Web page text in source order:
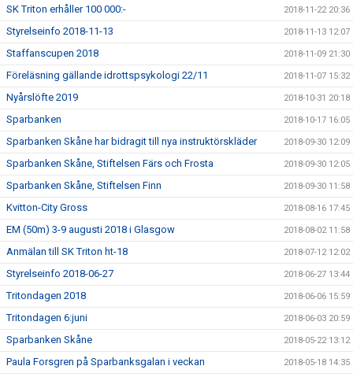
SK Triton erhåller 100 000:- 2018-11-22 20:36
Styrelseinfo 2018-11-13 2018-11-13 12:07
Staffanscupen 2018 2018-11-09 21:30
Föreläsning gällande idrottspsykologi 22/11 2018-11-07 15:32
Nyårslöfte 2019 2018-10-31 20:18
Sparbanken 2018-10-17 16:05
Sparbanken Skåne har bidragit till nya instruktörskläder 2018-09-30 12:09
Sparbanken Skåne, Stiftelsen Färs och Frosta 2018-09-30 12:05
Sparbanken Skåne, Stiftelsen Finn 2018-09-30 11:58
Kvitton-City Gross 2018-08-16 17:45
EM (50m) 3-9 augusti 2018 i Glasgow 2018-08-02 11:58
Anmälan till SK Triton ht-18 2018-07-12 12:02
Styrelseinfo 2018-06-27 2018-06-27 13:44
Tritondagen 2018 2018-06-06 15:59
Tritondagen 6:juni 2018-06-03 20:59
Sparbanken Skåne 2018-05-22 13:12
Paula Forsgren på Sparbanksgalan i veckan 2018-05-18 14:35